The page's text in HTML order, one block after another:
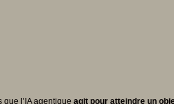
que l’IA agentique agit pour atteindre un